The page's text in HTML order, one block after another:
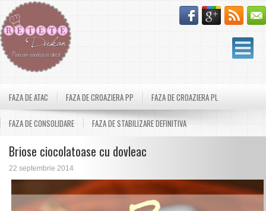
FAZA DE ATAC FAZA DE CROAZIERA PP FAZA DE CROAZIERA PL
FAZA DE CONSOLIDARE FAZA DE STABILIZARE DEFINITIVA
Briose ciocolatoase cu dovleac
22 septembrie 2014